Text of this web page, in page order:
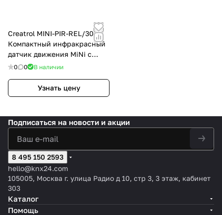
Creatrol MINI-PIR-REL/30
Компактный инфракрасный
датчик движения MiNi с
маской 30°, сухой контакт
0 0 В наличии
Узнать цену
Подписаться на новости и акции
8 495 150 2593
hello@knx24.com
105005, Москва г. улица Радио д 10, стр 3, 3 этаж, кабинет
303
Каталог
Помощь